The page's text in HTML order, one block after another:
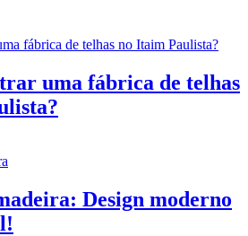
uma fábrica de telhas
Design moderno